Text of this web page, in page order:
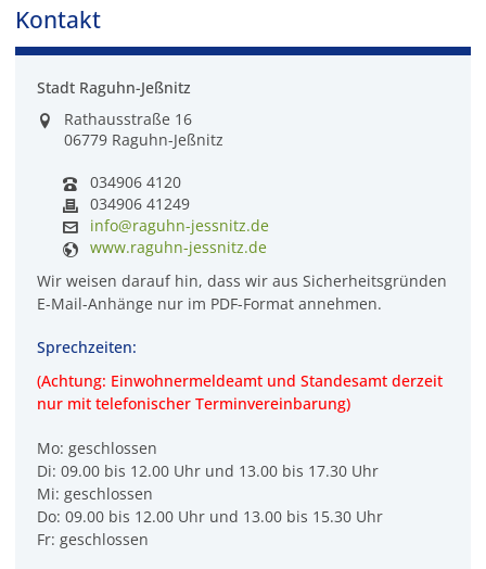
Kontakt
Stadt Raguhn-Jeßnitz
Rathausstraße 16
06779 Raguhn-Jeßnitz
034906 4120
034906 41249
info@raguhn-jessnitz.de
www.raguhn-jessnitz.de
Wir weisen darauf hin, dass wir aus Sicherheitsgründen
E-Mail-Anhänge nur im PDF-Format annehmen.
Sprechzeiten:
(Achtung: Einwohnermeldeamt und Standesamt derzeit
nur mit telefonischer Terminvereinbarung)
Mo: geschlossen
Di: 09.00 bis 12.00 Uhr und 13.00 bis 17.30 Uhr
Mi: geschlossen
Do: 09.00 bis 12.00 Uhr und 13.00 bis 15.30 Uhr
Fr: geschlossen